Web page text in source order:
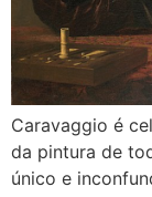
Caravaggio é
da pintura de
único e